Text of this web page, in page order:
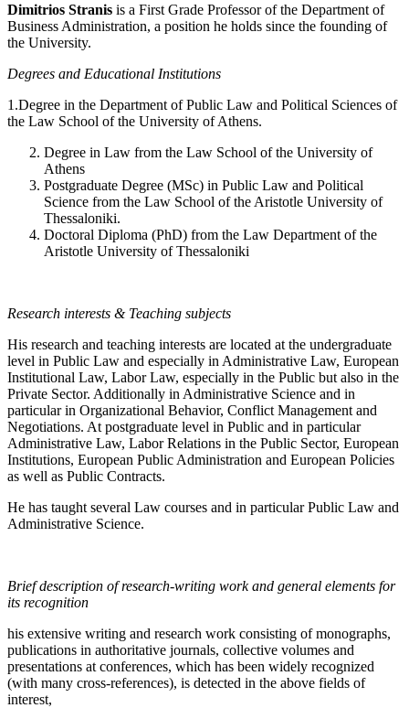
Dimitrios Stranis is a First Grade Professor of the Department of
Business Administration, a position he holds since the founding of
the University.
Degrees and Educational Institutions
1.Degree in the Department of Public Law and Political Sciences of
the Law School of the University of Athens.
Degree in Law from the Law School of the University of
Athens
Postgraduate Degree (MSc) in Public Law and Political
Science from the Law School of the Aristotle University of
Thessaloniki.
Doctoral Diploma (PhD) from the Law Department of the
Aristotle University of Thessaloniki
Research interests & Teaching subjects
His research and teaching interests are located at the undergraduate
level in Public Law and especially in Administrative Law, European
Institutional Law, Labor Law, especially in the Public but also in the
Private Sector. Additionally in Administrative Science and in
particular in Organizational Behavior, Conflict Management and
Negotiations. At postgraduate level in Public and in particular
Administrative Law, Labor Relations in the Public Sector, European
Institutions, European Public Administration and European Policies
as well as Public Contracts.
He has taught several Law courses and in particular Public Law and
Administrative Science.
Brief description of research-writing work and general elements for
its recognition
his extensive writing and research work consisting of monographs,
publications in authoritative journals, collective volumes and
presentations at conferences, which has been widely recognized
(with many cross-references), is detected in the above fields of
interest,